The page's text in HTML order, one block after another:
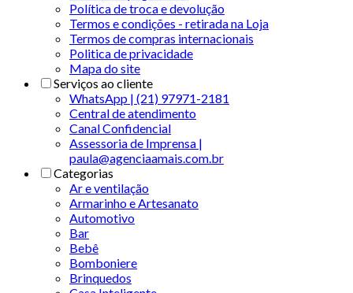
Política de troca e devolução
Termos e condições - retirada na Loja
Termos de compras internacionais
Politica de privacidade
Mapa do site
Serviços ao cliente
WhatsApp | (21) 97971-2181
Central de atendimento
Canal Confidencial
Assessoria de Imprensa |
paula@agenciaamais.com.br
Categorias
Ar e ventilação
Armarinho e Artesanato
Automotivo
Bar
Bebê
Bomboniere
Brinquedos